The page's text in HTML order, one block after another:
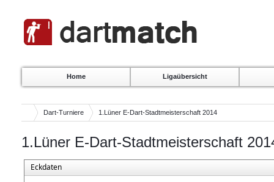
Home Ligaübersicht
Dart-Turniere 1.Lüner E-Dart-Stadtmeisterschaft 2014
1.Lüner E-Dart-Stadtmeisterschaft
Eckdaten